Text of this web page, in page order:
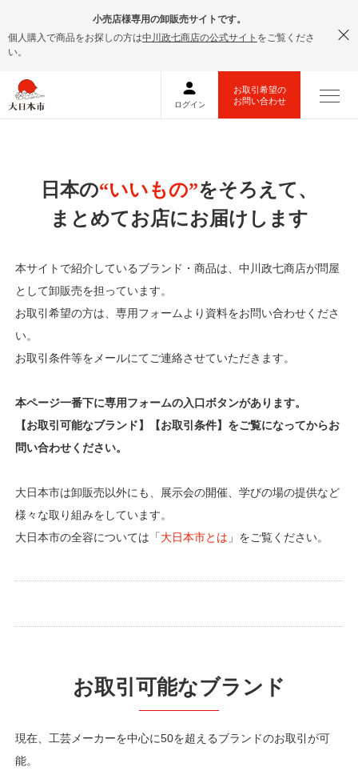
小売店様専用の卸販売サイトです。
個人購入で商品をお探しの方は中川政七商店の公式サイト をご覧くださ
い。
日本の“いいもの”をそろえて、
まとめてお店にお届けします
本サイトで紹介しているブランド・商品は、中川政七商店が問屋
として卸販売を担っています。
お取引希望の方は、専用フォームより資料をお問い合わせくださ
い。
お取引条件等をメールにてご連絡させていただきます。
本ページ一番下に専用フォームの入口ボタンがあります。
【お取引可能なブランド】【お取引条件】をご覧になってからお
問い合わせください。
大日本市は卸販売以外にも、展示会の開催、学びの場の提供など
様々な取り組みをしています。
大日本市の全容については「大日本市とは 」をご覧ください。
お取引可能なブランド
現在、工芸メーカーを中心に50を超えるブランドのお取引が可
能。